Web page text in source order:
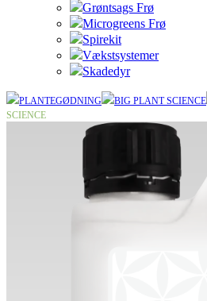
Grøntsags Frø
Microgreens Frø
Spirekit
Vækstsystemer
Skadedyr
PLANTEGØDNING BIG PLANT SCIENCE
SCIENCE